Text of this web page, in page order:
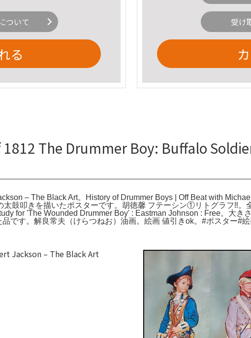
ついて
る
受け
The Drummer Boy: Buffalo
– The Black Art。History of Drummer Boys | Off Beat with
鼓叩きを描いたポスターです。胡徳馨 フテーシン①リトグラフ‼️。
for 'The Wounded Drummer Boy' : Eastman Johnson : Free。大き
です。解良常夫（けらつねお）油画。絵画 値引きok。#ポスター#